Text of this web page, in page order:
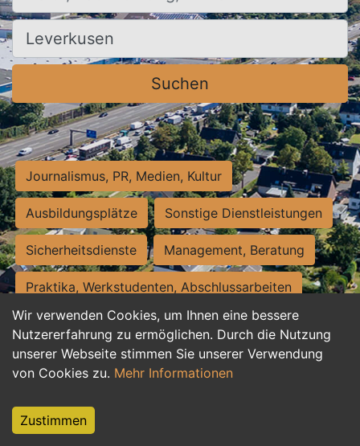
Wir verwenden Cookies, um Ihnen eine bessere
Nutzererfahrung zu ermöglichen. Durch die Nutzung
unserer Webseite stimmen Sie unserer Verwendung
von Cookies zu. Mehr Informationen
Zustimmen
Ort, Stadt
Suchen
Journalismus, PR, Medien, Kultur
Ausbildungsplätze Sonstige Dienstleistungen
Sicherheitsdienste Management, Beratung
Praktika, Werkstudenten, Abschlussarbeiten
Personalwesen Assistenz, Sekretariat
Hilfskräfte, Aushilfs- und Nebenjobs
Weiterbildung, Studium, duale Ausbildung